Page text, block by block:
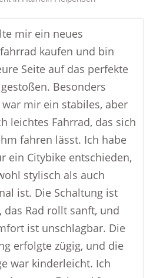
mir ein neues
kaufen und bin
Seite auf das perfekte
Besonders
mir ein stabiles, aber
leichtes Fahrrad, das sich
fahren lässt. Ich habe
ein Citybike entschieden,
stylisch als auch
ist. Die Schaltung ist
das Rad rollt sanft, und
ist unschlagbar. Die
erfolgte zügig, und die
war kinderleicht. Ich